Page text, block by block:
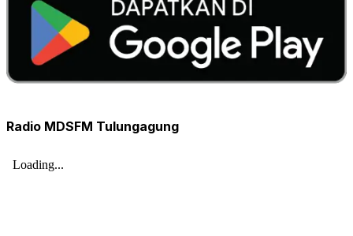
Radio MDSFM Tulungagung